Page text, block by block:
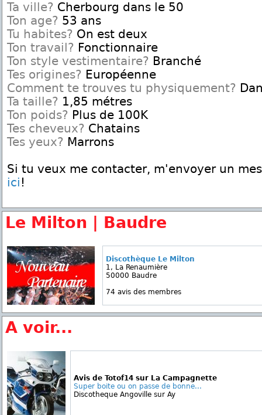
Ta ville? Cherbourg dans le 50
Ton age? 53 ans
Tu habites? On est deux
Ton travail? Fonctionnaire
Ton style vestimentaire? Branché
Tes origines? Européenne
Comment te trouves tu physiquement?
Ta taille? 1,85 métres
Ton poids? Plus de 100K
Tes cheveux? Chatains
Tes yeux? Marrons
Si tu veux me contacter, m'envoyer un
ici !
Le Milton | Baudre
Discothèque Le Milton
1, La Renaumière
50000 Baudre
74 avis des membres
A voir...
Avis de Totof14 sur La Campagnette
Super boite ou on passe de bonne...
Discotheque Angoville sur Ay